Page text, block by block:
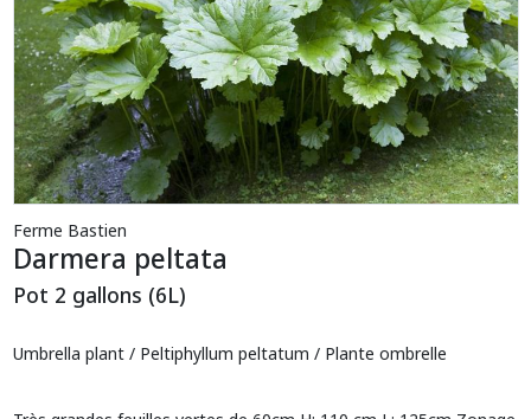
Ferme Bastien
Darmera peltata
Pot 2 gallons (6L)
Umbrella plant / Peltiphyllum peltatum / Plante ombrelle